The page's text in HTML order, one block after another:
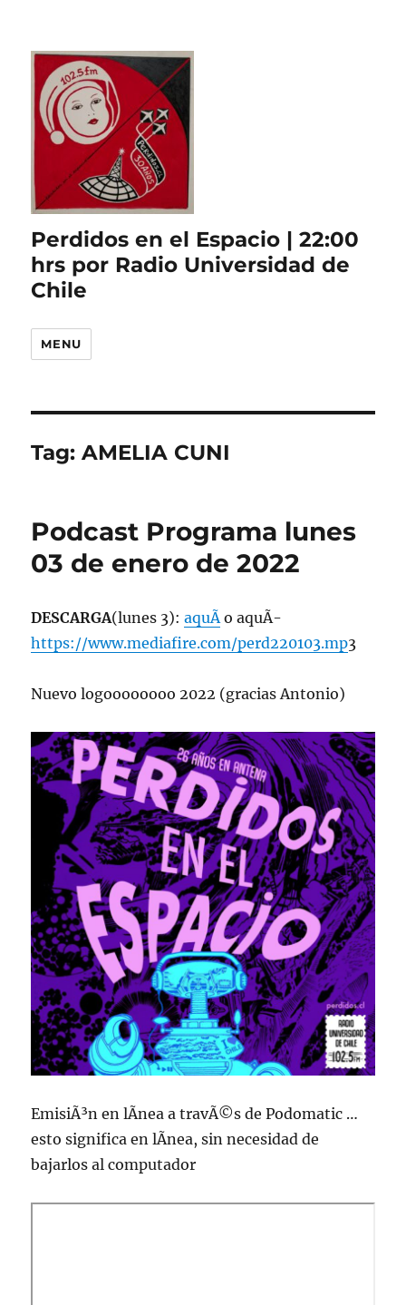
Perdidos en el Espacio | 22:00
hrs por Radio Universidad de
Chile
MENU
Tag:AMELIA CUNI
Podcast Programa lunes
03 de enero de 2022
DESCARGA(lunes 3):aquÃ­o aquÃ­
https://www.mediafire.com/perd220103.mp3
Nuevo logoooooooo 2022 (gracias Antonio)
EmisiÃ³n en lÃ­nea a travÃ©s de Podomatic …
esto significa en lÃ­nea, sin necesidad de
bajarlos al computador